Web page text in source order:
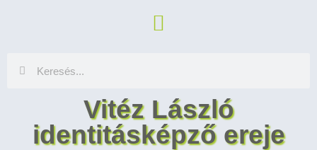
Vitéz László
identitásképző ereje